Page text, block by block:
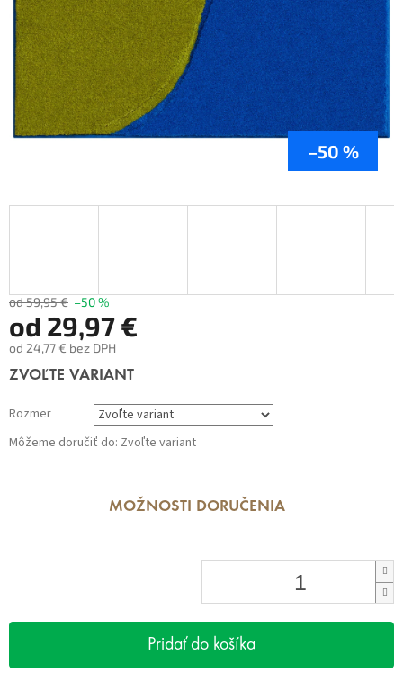
–50 %
od 59,95 € –50 %
od 29,97 €
od 24,77 € bez DPH
Jednotková
ZVOĽTE VARIANT
Rozmer
Môžeme doručiť do: Zvoľte variant
MOŽNOSTI DORUČENIA
Pridať do košíka